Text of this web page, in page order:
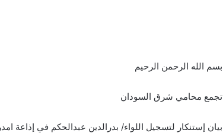
بسم الله الرحمن الرحيم
تجمع محامي شرق السودان
بيان إستنكار لتسجيل اللواء/ بدرالدين عبدالحكم في إذاعة